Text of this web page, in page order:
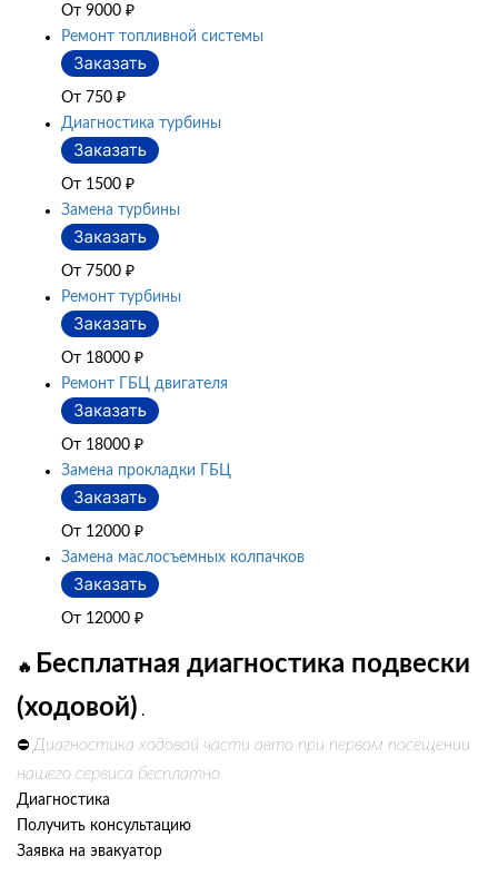
От 9000 ₽
Ремонт топливной системы
От 750 ₽
Диагностика турбины
От 1500 ₽
Замена турбины
От 7500 ₽
Ремонт турбины
От 18000 ₽
Ремонт ГБЦ двигателя
От 18000 ₽
Замена прокладки ГБЦ
От 12000 ₽
Замена маслосъемных колпачков
От 12000 ₽
🔥
Бесплатная диагностика подвески
(ходовой) .
⛔ Диагностика ходовой части авто при первом посещении
нашего сервиса бесплатно
Диагностика
Получить консультацию
Заявка на эвакуатор